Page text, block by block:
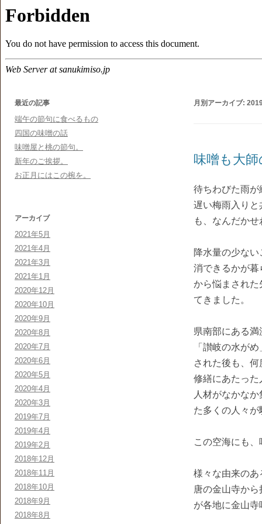
月別アーカイブ:
味噌も大
待ちわびた雨
遅い梅雨入り
も、なんだか
降水量の少な
消できるかが
から悩まされ
てきました。
県南部にある
「讃岐の水が
された後も、
修繕にあたっ
人材がなかな
た多くの人々
この空海にも
様々な由来の
唐の金山寺か
が各地に金山
最近の記事
端午の節句に食べるもの
四国の味噌の話
味噌屋と桃の節句。
新年のご挨拶。
お正月にはこの椀を。
アーカイブ
2021年5月
2021年4月
2021年3月
2021年1月
2020年12月
2020年10月
2020年9月
2020年8月
2020年7月
2020年6月
2020年5月
2020年4月
2020年3月
2019年7月
2019年4月
2019年2月
2018年12月
2018年11月
2018年10月
2018年9月
2018年8月